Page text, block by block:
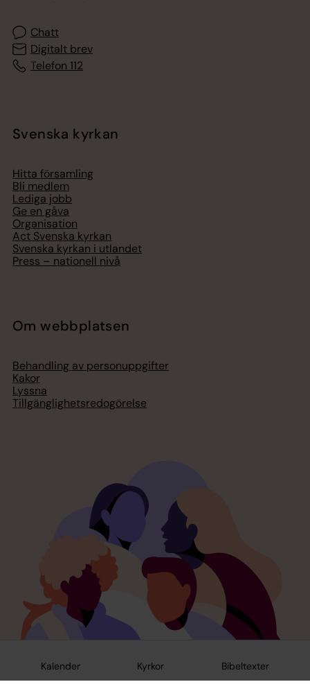
Kalender Kyrkor Bibeltexter
Chatt
Digitalt brev
Telefon 112
Svenska kyrkan
Hitta församling
Bli medlem
Lediga jobb
Ge en gåva
Organisation
Act Svenska kyrkan
Svenska kyrkan i utlandet
Press – nationell nivå
Om webbplatsen
Behandling av personuppgifter
Kakor
Lyssna
Tillgänglighetsredogörelse